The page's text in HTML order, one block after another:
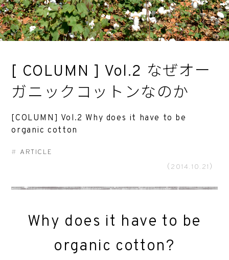
[ COLUMN ] Vol.2 なぜオー
ガニックコットンなのか
[COLUMN] Vol.2 Why does it have to be
organic cotton
ARTICLE
（2014.10.21）
Why does it have to be
organic cotton?